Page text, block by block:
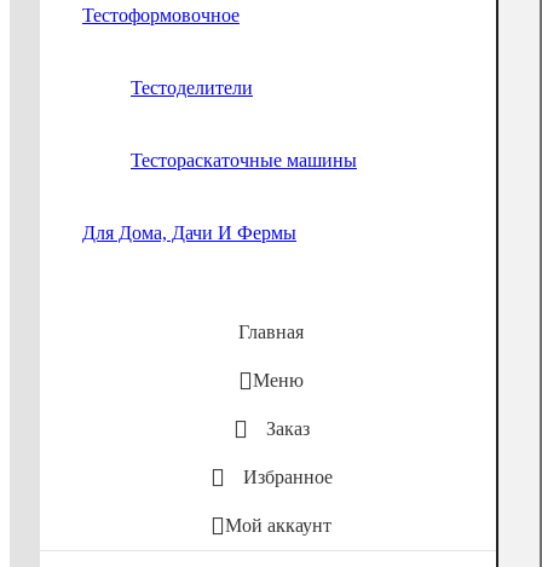
Тестоформовочное
Тестоделители
Тестораскаточные машины
Для Дома, Дачи И Фермы
Главная
Меню
Заказ
Избранное
Мой аккаунт